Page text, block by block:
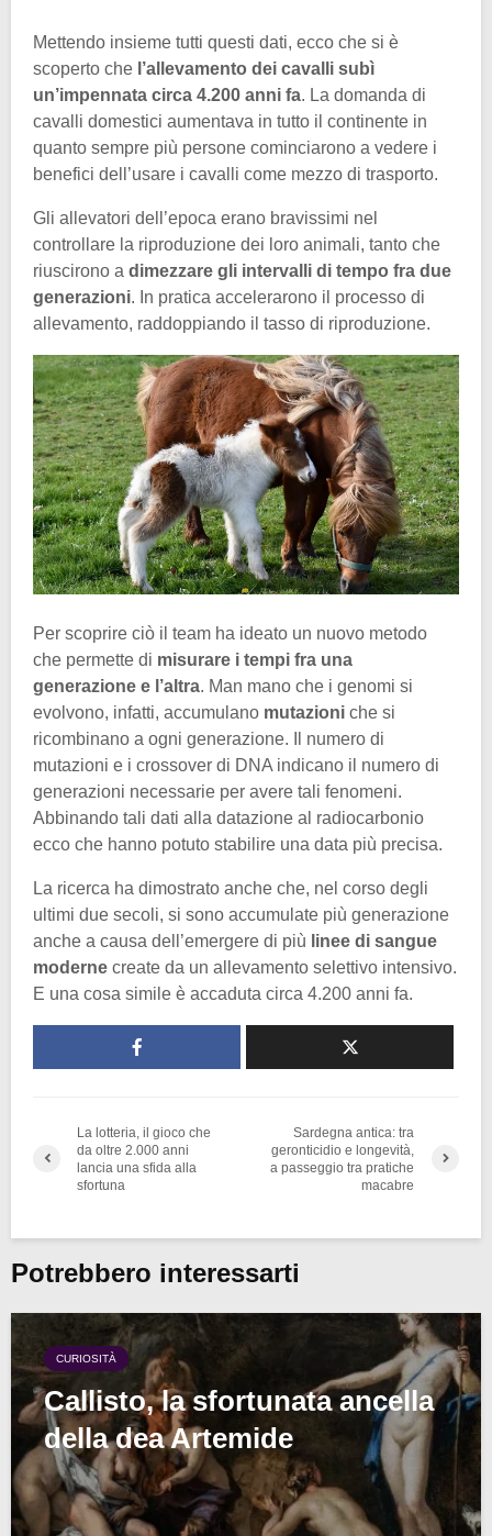
Mettendo insieme tutti questi dati, ecco che si è
scoperto che l’allevamento dei cavalli subì
un’impennata circa 4.200 anni fa. La domanda di
cavalli domestici aumentava in tutto il continente in
quanto sempre più persone cominciarono a vedere i
benefici dell’usare i cavalli come mezzo di trasporto.
Gli allevatori dell’epoca erano bravissimi nel
controllare la riproduzione dei loro animali, tanto che
riuscirono a dimezzare gli intervalli di tempo fra due
generazioni. In pratica accelerarono il processo di
allevamento, raddoppiando il tasso di riproduzione.
Per scoprire ciò il team ha ideato un nuovo metodo
che permette di misurare i tempi fra una
generazione e l’altra. Man mano che i genomi si
evolvono, infatti, accumulano mutazioni che si
ricombinano a ogni generazione. Il numero di
mutazioni e i crossover di DNA indicano il numero di
generazioni necessarie per avere tali fenomeni.
Abbinando tali dati alla datazione al radiocarbonio
ecco che hanno potuto stabilire una data più precisa.
La ricerca ha dimostrato anche che, nel corso degli
ultimi due secoli, si sono accumulate più generazione
anche a causa dell’emergere di più linee di sangue
moderne create da un allevamento selettivo intensivo.
E una cosa simile è accaduta circa 4.200 anni fa.
La lotteria, il gioco che
da oltre 2.000 anni
lancia una sfida alla
sfortuna
Sardegna antica: tra
geronticidio e longevità,
a passeggio tra pratiche
macabre
Potrebbero interessarti
CURIOSITÀ
Callisto, la sfortunata ancella
della dea Artemide